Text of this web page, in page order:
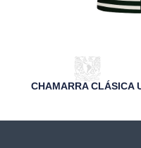
CHAMARRA CLÁSICA